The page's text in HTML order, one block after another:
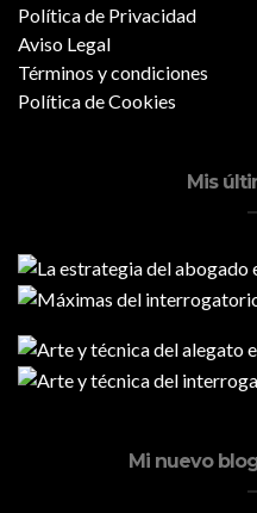
Política de Privacidad
Aviso Legal
Términos y condiciones
Política de Cookies
Mis
Mi nuevo